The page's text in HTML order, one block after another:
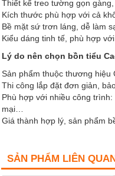
Thiết kế treo tường gọn
Kích thước phù hợp với cả
Bề mặt sứ trơn láng, dễ làm
Kiểu dáng tinh tế, phù hợp
Lý do nên chọn bồn tiểu
Sản phẩm thuộc thương hiệu
Thi công lắp đặt đơn giản,
Phù hợp với nhiều công
mại…
Giá thành hợp lý, sản phẩm
SẢN PHẨM LIÊN